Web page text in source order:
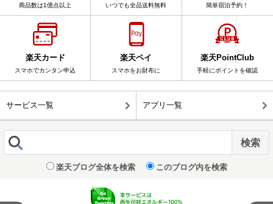
商品数は1億点以上 いつでも全品送料無料 簡単宿泊予約！
楽天カード
スマホでカンタン申込
楽天ペイ
スマホをお財布に
楽天PointClub
手軽にポイントを確認
サービス一覧 アプリ一覧
楽天ブログ全体を検索 このブログ内を検索